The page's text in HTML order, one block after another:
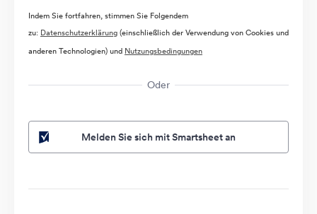
Indem Sie fortfahren, stimmen Sie Folgendem
zu: Datenschutzerklärung(einschließlich der Verwendung von Cookies und
anderen Technologien) und Nutzungsbedingungen
Oder
Melden Sie sich mit Smartsheet an